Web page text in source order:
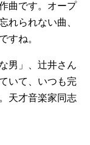
曲です。オープ
れられない曲、
すね。
男」、辻井さん
いて、いつも完
天才音楽家同志